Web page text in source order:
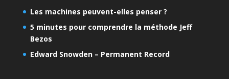
Les machines peuvent-elles penser ?
5 minutes pour comprendre la méthode Jeff
Bezos
Edward Snowden – Permanent Record